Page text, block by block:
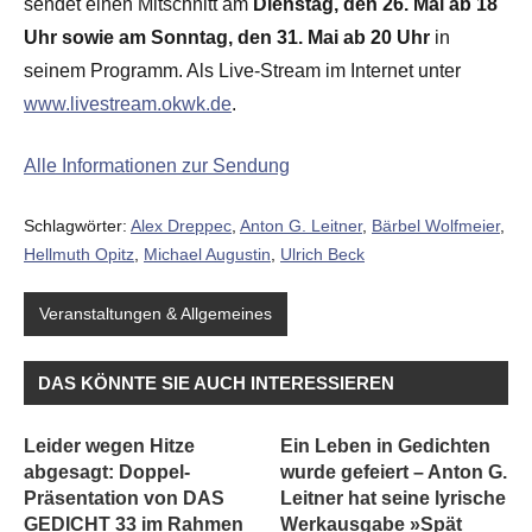
sendet einen Mitschnitt am Dienstag, den 26. Mai ab 18
Uhr sowie am Sonntag, den 31. Mai ab 20 Uhr in
seinem Programm. Als Live-Stream im Internet unter
www.livestream.okwk.de.
Alle Informationen zur Sendung
Schlagwörter: Alex Dreppec Anton G. Leitner, Bärbel Wolfmeier,
Hellmuth Opitz Michael Augustin Ulrich Beck
Veranstaltungen & Allgemeines
DAS KÖNNTE SIE AUCH INTERESSIEREN
Leider wegen Hitze
abgesagt: Doppel-
Präsentation von DAS
GEDICHT 33 im Rahmen
Ein Leben in Gedichten
wurde gefeiert – Anton G.
Leitner hat seine lyrische
Werkausgabe »Spät